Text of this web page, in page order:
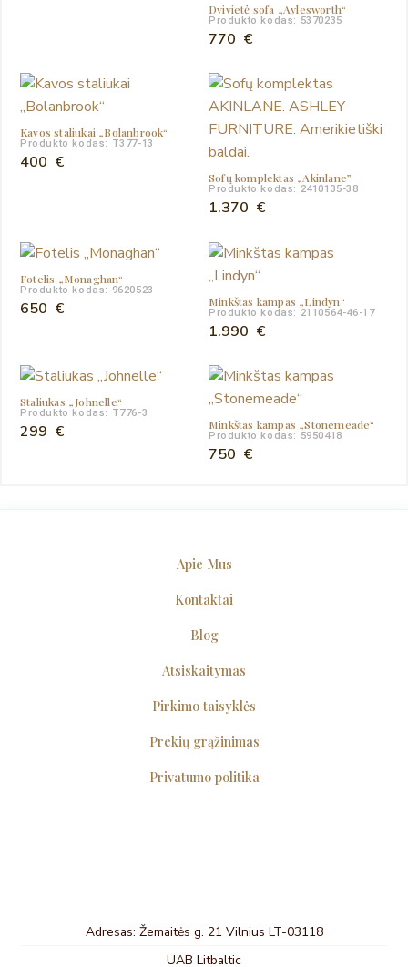
Dvivietė sofa „Aylesworth“
Produkto kodas: 5370235
770 €
Kavos staliukai „Bolanbrook“
Produkto kodas: T377-13
400 €
Sofų komplektas „Akinlane”
Produkto kodas: 2410135-38
1.370 €
Fotelis „Monaghan“
Produkto kodas: 9620523
650 € Minkštas kampas „Lindyn“
Produkto kodas: 2110564-46-17
1.990 €
Staliukas „Johnelle“
Produkto kodas: T776-3
299 € Minkštas kampas „Stonemeade“
Produkto kodas: 5950418
750 €
Apie Mus
Kontaktai
Blog
Atsiskaitymas
Pirkimo taisyklės
Prekių grąžinimas
Privatumo politika
Adresas: Žemaitės g. 21 Vilnius LT-03118
UAB Litbaltic